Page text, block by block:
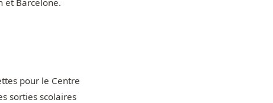
et Barcelone.
pour le Centre
sorties scolaires